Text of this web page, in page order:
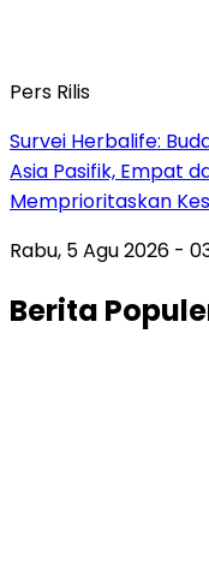
Pers Rilis
Survei Herbalife:
Asia Pasifik, Empat
Memprioritaskan
Rabu, 5 Agu 2026 -
Berita